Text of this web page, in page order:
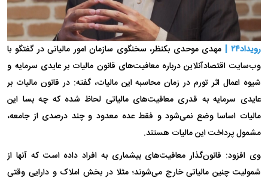
رویداد۲۴ |
مهدی موحدی بکنظر، سخنگوی سازمان امور مالیاتی در گفتگو با
وب‌سایت اقتصادآنلاین درباره معافیت‌های قانون مالیات بر عایدی سرمایه و
شیوه اعمال اثر تورم در زمان محاسبه این مالیات، گفته: در قانون مالیات بر
عایدی سرمایه به قدری معافیت‌های مالیاتی لحاظ شده که چه بسا این
مالیات اساسا وضع نمی‌شود و فقط عده معدود و چند درصدی از جامعه،
مشمول پرداخت این مالیات هستند.
وی افزود: قانون‌گذار معافیت‌های بیشماری به افراد داده است که آنها از
شمولیت چنین مالیاتی خارج می‌شوند؛ مثلا در بخش املاک و دارایی وقتی